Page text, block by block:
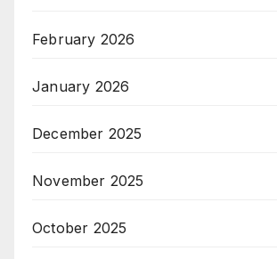
February 2026
January 2026
December 2025
November 2025
October 2025